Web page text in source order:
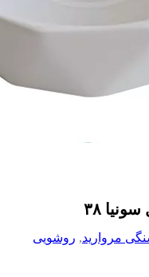
۳۸
مروارید, روشویی